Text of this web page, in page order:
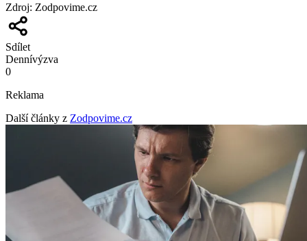
Zdroj: Zodpovime.cz
Sdílet
Dennívýzva
0
Reklama
Další články z Zodpovime.cz